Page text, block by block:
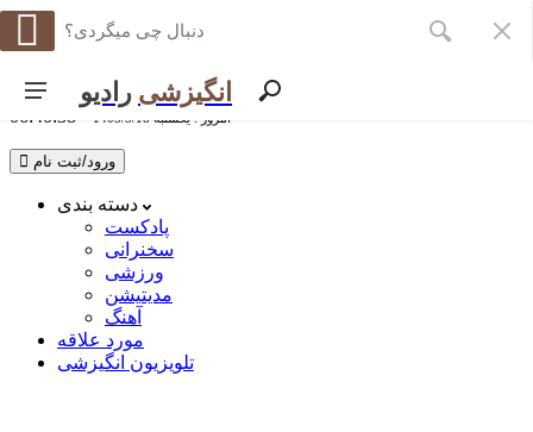
در حال بارگذاری
رادیو انگیزشی
دانلود اپلیکیشن رادیو انگیزشی
امروز : يكشنبه 1405/5/18 06:40:38
ورود/ثبت نام
پادکست
سخنرانی
ورزشی
مدیتیشن
آهنگ
مورد علاقه
تلویزیون انگیزشی